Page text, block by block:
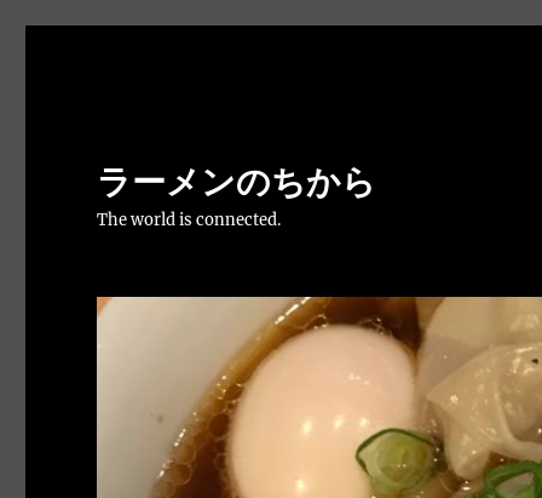
ラーメンのちから
The world is connected.